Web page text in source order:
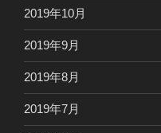
2019年10月
2019年9月
2019年8月
2019年7月